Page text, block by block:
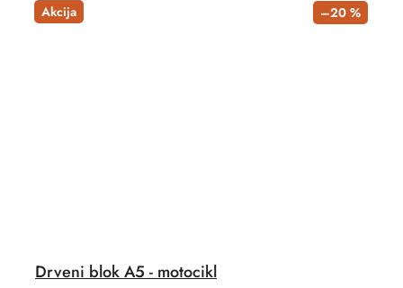
Akcija –20 %
Drveni blok A5 - motocikl